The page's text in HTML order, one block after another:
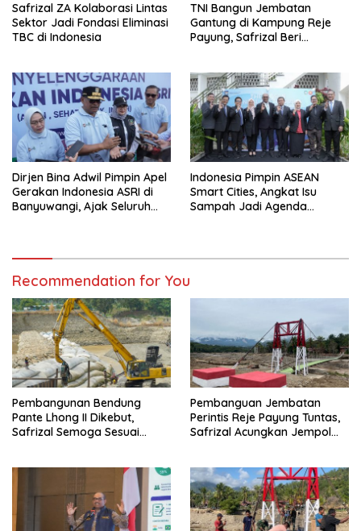
Safrizal ZA Kolaborasi Lintas
Sektor Jadi Fondasi Eliminasi
TBC di Indonesia
TNI Bangun Jembatan
Gantung di Kampung Reje
Payung, Safrizal Beri
Dirjen Bina Adwil Pimpin Apel
Gerakan Indonesia ASRI di
Banyuwangi, Ajak Seluruh
Indonesia Pimpin ASEAN
Smart Cities, Angkat Isu
Sampah Jadi Agenda
Recommendation for You
Pembangunan Bendung
Pante Lhong II Dikebut,
Safrizal Semoga Sesuai
Pembanguan Jembatan
Perintis Reje Payung Tuntas,
Safrizal Acungkan Jempol